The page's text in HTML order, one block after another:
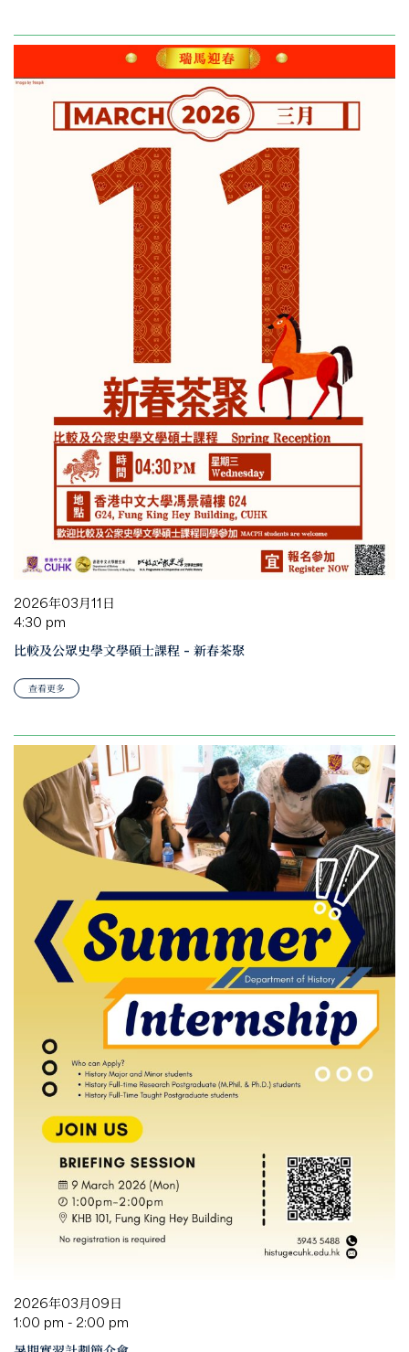
2026年03月11日
4:30 pm
比較及公眾史學文學碩士課程 – 新春茶聚
查看更多
2026年03月09日
1:00 pm - 2:00 pm